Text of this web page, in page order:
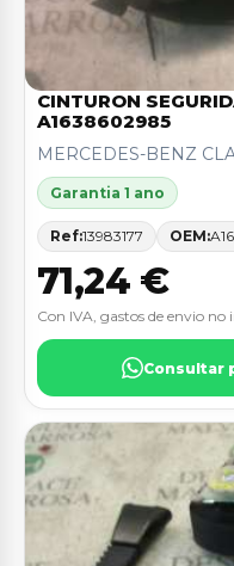
CINTURON
A1638602985
MERCEDES-BENZ
Garantia 1 ano
Ref:13983177 OEM:
71,24 €
Con IVA, gastos de envio no
Consultar